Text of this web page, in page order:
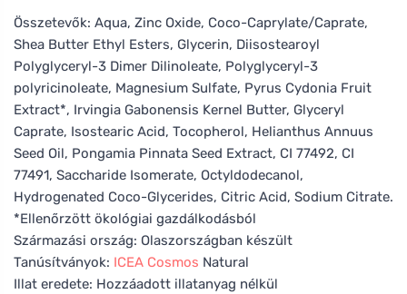
Összetevők: Aqua, Zinc Oxide, Coco-Caprylate/Caprate,
Shea Butter Ethyl Esters, Glycerin, Diisostearoyl
Polyglyceryl-3 Dimer Dilinoleate, Polyglyceryl-3
polyricinoleate, Magnesium Sulfate, Pyrus Cydonia Fruit
Extract*, Irvingia Gabonensis Kernel Butter, Glyceryl
Caprate, Isostearic Acid, Tocopherol, Helianthus Annuus
Seed Oil, Pongamia Pinnata Seed Extract, CI 77492, CI
77491, Saccharide Isomerate, Octyldodecanol,
Hydrogenated Coco-Glycerides, Citric Acid, Sodium Citrate.
*Ellenőrzött ökológiai gazdálkodásból
Származási ország: Olaszországban készült
Tanúsítványok: ICEA Cosmos Natural
Illat eredete: Hozzáadott illatanyag nélkül